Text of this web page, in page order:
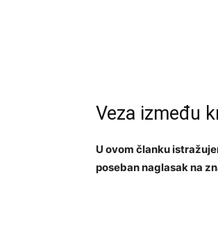
Veza između
U ovom članku
poseban naglasak na